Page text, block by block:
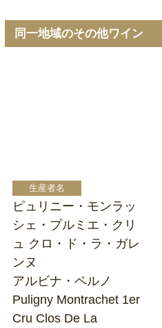
同一地域のその他ワイン
ピュリニー・モンラッ
シェ・プルミエ・クリ
ュ クロ・ド・ラ・ガレ
ンヌ
アルビナ・ペルノ
Puligny Montrachet 1er
Cru Clos De La